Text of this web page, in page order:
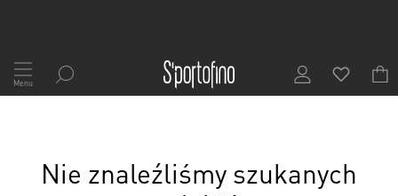
Przejdź
do
treści
Menu
Nie znaleźliśmy szukanych